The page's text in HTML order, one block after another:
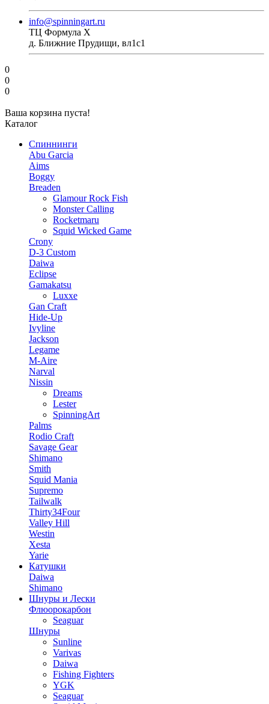
info@spinningart.ru
ТЦ Формула X
д. Ближние Прудищи, вл1с1
0
0
0
Ваша корзина пуста!
Каталог
Спиннинги
Abu Garcia
Aims
Boggy
Breaden
Glamour Rock Fish
Monster Calling
Rocketmaru
Squid Wicked Game
Crony
D-3 Custom
Daiwa
Eclipse
Gamakatsu
Luxxe
Gan Craft
Hide-Up
Ivyline
Jackson
Legame
M-Aire
Narval
Nissin
Dreams
Lester
SpinningArt
Palms
Rodio Craft
Savage Gear
Shimano
Smith
Squid Mania
Supremo
Tailwalk
Thirty34Four
Valley Hill
Westin
Xesta
Yarie
Катушки
Daiwa
Shimano
Шнуры и Лески
Флюорокарбон
Seaguar
Шнуры
Sunline
Varivas
Daiwa
Fishing Fighters
YGK
Seaguar